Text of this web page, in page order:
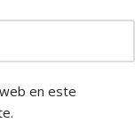
en este